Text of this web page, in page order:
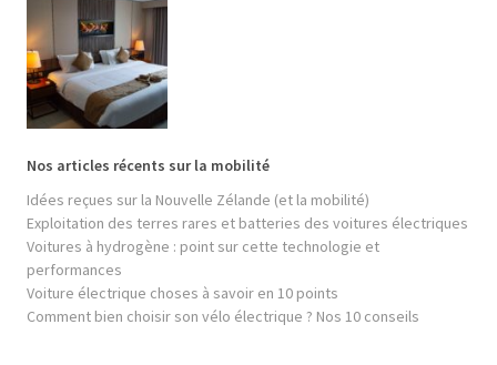
Nos articles récents sur la mobilité
Idées reçues sur la Nouvelle Zélande (et la mobilité)
Exploitation des terres rares et batteries des voitures électriques
Voitures à hydrogène : point sur cette technologie et
performances
Voiture électrique choses à savoir en 10 points
Comment bien choisir son vélo électrique ? Nos 10 conseils